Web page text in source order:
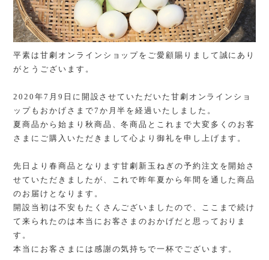
平素は甘劇オンラインショップをご愛顧賜りまして誠にあり
がとうございます。
2020年7月9日に開設させていただいた甘劇オンラインショ
ップもおかげさまで7か月半を経過いたしました。
夏商品から始まり秋商品、冬商品とこれまで大変多くのお客
さまにご購入いただきまして心より御礼を申し上げます。
先日より春商品となります甘劇新玉ねぎの予約注文を開始さ
せていただきましたが、これで昨年夏から年間を通した商品
のお届けとなります。
開設当初は不安もたくさんございましたので、ここまで続け
て来られたのは本当にお客さまのおかげだと思っておりま
す。
本当にお客さまには感謝の気持ちで一杯でございます。